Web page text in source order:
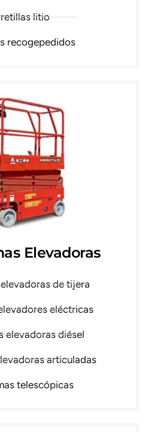
litio
recogepedidos
Elevadoras
de tijera
eléctricas
elevadoras diésel
articuladas
telescópicas